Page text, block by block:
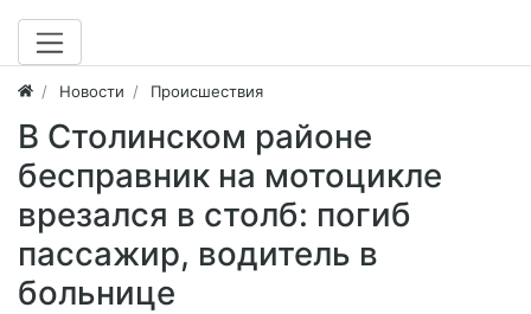
Новости Происшествия
В Столинском районе
бесправник на мотоцикле
врезался в столб: погиб
пассажир, водитель в
больнице